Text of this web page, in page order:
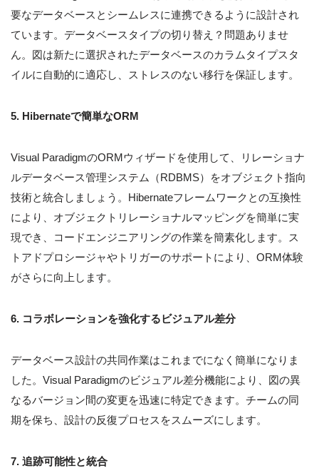
要なデータベースとシームレスに連携できるように設計され
ています。データベースタイプの切り替え？問題ありませ
ん。図は新たに選択されたデータベースのカラムタイプスタ
イルに自動的に適応し、ストレスのない移行を保証します。
5. Hibernateで簡単なORM
Visual ParadigmのORMウィザードを使用して、リレーショナ
ルデータベース管理システム（RDBMS）をオブジェクト指向
技術と統合しましょう。Hibernateフレームワークとの互換性
により、オブジェクトリレーショナルマッピングを簡単に実
現でき、コードエンジニアリングの作業を簡素化します。ス
トアドプロシージャやトリガーのサポートにより、ORM体験
がさらに向上します。
6. コラボレーションを強化するビジュアル差分
データベース設計の共同作業はこれまでになく簡単になりま
した。Visual Paradigmのビジュアル差分機能により、図の異
なるバージョン間の変更を迅速に特定できます。チームの同
期を保ち、設計の反復プロセスをスムーズにします。
7. 追跡可能性と統合